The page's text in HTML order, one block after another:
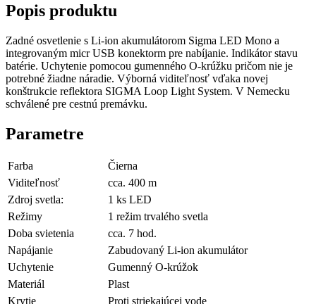
Popis produktu
Zadné osvetlenie s Li-ion akumulátorom Sigma LED Mono a
integrovaným micr USB konektorm pre nabíjanie. Indikátor stavu
batérie. Uchytenie pomocou gumenného O-krúžku pričom nie je
potrebné žiadne náradie. Výborná viditeľnosť vďaka novej
konštrukcie reflektora SIGMA Loop Light System. V Nemecku
schválené pre cestnú premávku.
Parametre
Farba
Čierna
Viditeľnosť
cca. 400 m
Zdroj svetla:
1 ks LED
Režimy
1 režim trvalého svetla
Doba svietenia
cca. 7 hod.
Napájanie
Zabudovaný Li-ion akumulátor
Uchytenie
Gumenný O-krúžok
Materiál
Plast
Krytie
Proti striekajúcej vode